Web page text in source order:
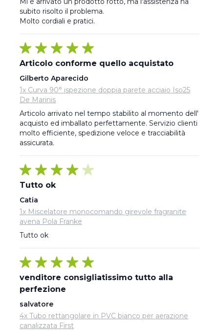
subito risolto il problema.
Molto cordiali e pratici.
Articolo conforme quello acquistato
Gilberto Aparecido
1x Curva 90° ispezione doppia parete acciaio Iso25
De Marinis
Articolo arrivato nel tempo stabilito al momento dell'
acquisto ed imballato perfettamente. Servizio clienti
molto efficiente, spedizione veloce e tracciabilità
assicurata.
Tutto ok
Catia
1x Miscelatore monocomando girevole fragranite
avena Pola Franke
Tutto ok
venditore consigliatissimo tutto alla
perfezione
salvatore
4x Tubo rettangolare in PVC bianco per aerazione
canalizzata First